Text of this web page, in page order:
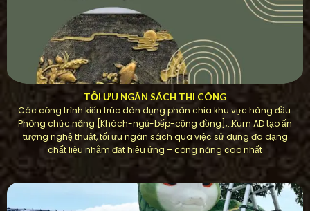
TỐI ƯU NGÂN SÁCH THI CÔNG
Các công trình kiến ​​trúc dân dụng phân chia khu vực hàng đầu:
Phòng chức năng [Khách-ngủ-bếp-cộng đồng];…Kum AD tạo ấn
tượng nghệ thuật, tối ưu ngân sách qua việc sử dụng đa dạng
chất liệu nhằm đạt hiệu ứng – công năng cao nhất